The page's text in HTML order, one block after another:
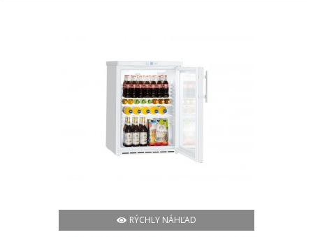
RÝCHLY NÁHĽAD